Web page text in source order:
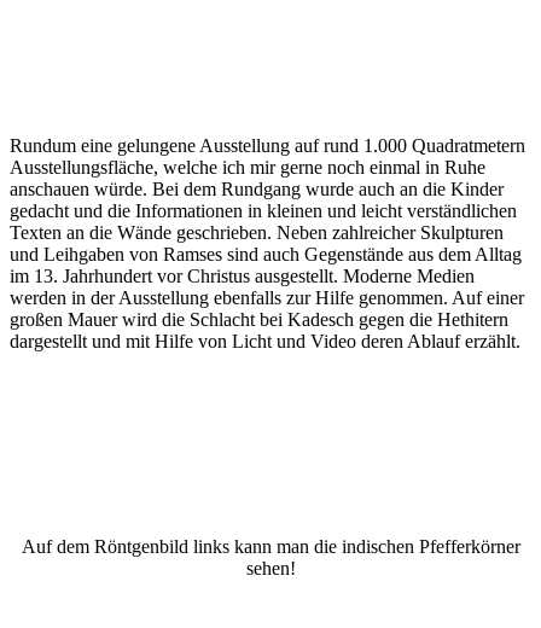
Rundum eine gelungene Ausstellung auf rund 1.000 Quadratmetern
Ausstellungsfläche, welche ich mir gerne noch einmal in Ruhe
anschauen würde. Bei dem Rundgang wurde auch an die Kinder
gedacht und die Informationen in kleinen und leicht verständlichen
Texten an die Wände geschrieben. Neben zahlreicher Skulpturen
und Leihgaben von Ramses sind auch Gegenstände aus dem Alltag
im 13. Jahrhundert vor Christus ausgestellt. Moderne Medien
werden in der Ausstellung ebenfalls zur Hilfe genommen. Auf einer
großen Mauer wird die Schlacht bei Kadesch gegen die Hethitern
dargestellt und mit Hilfe von Licht und Video deren Ablauf erzählt.
Auf dem Röntgenbild links kann man die indischen Pfefferkörner
sehen!